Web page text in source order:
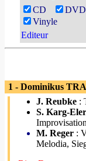
CD
DVD
Vinyle
Editeur
1 - Dominikus
J. Reubke :
S. Karg-
M. Reger :
Melodia,